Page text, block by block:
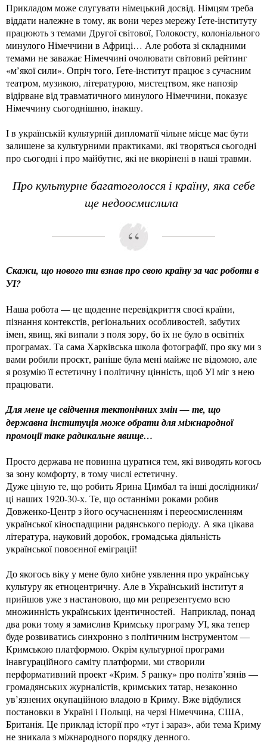
Прикладом може слугувати німецький досвід. Німцям треба
віддати належне в тому, як вони через мережу Ґете-інституту
працюють з темами Другої світової, Голокосту, колоніального
минулого Німеччини в Африці… Але робота зі складними
темами не заважає Німеччині очолювати світовий рейтинг
«м’якої сили». Опріч того, Ґете-інститут працює з сучасним
театром, музикою, літературою, мистецтвом, яке напозір
відірване від травматичного минулого Німеччини, показує
Німеччину сьогоднішню, інакшу.
І в українській культурній дипломатії чільне місце має бути
залишене за культурними практиками, які творяться сьогодні
про сьогодні і про майбутнє, які не вкорінені в наші травми.
Про культурне багатоголосся і країну, яка себе
ще недоосмислила
Скажи, що нового ти взнав про свою країну за час роботи в
УІ?
Наша робота — це щоденне перевідкриття своєї країни,
пізнання контекстів, регіональних особливостей, забутих
імен, явищ, які випали з поля зору, бо їх не було в освітніх
програмах. Та сама Харківська школа фотографії, про яку ми з
вами робили проєкт, раніше була мені майже не відомою, але
я розумію її естетичну і політичну цінність, щоб УІ міг з нею
працювати.
Для мене це свідчення тектонічних змін — те, що
державна інституція може обрати для міжнародної
промоції таке радикальне явище…
Просто держава не повинна цуратися тем, які виводять когось
за зону комфорту, в тому числі естетичну.
Дуже ціную те, що робить Ярина Цимбал та інші дослідники/
ці наших 1920-30-х. Те, що останніми роками робив
Довженко-Центр з його осучасненням і переосмисленням
української кіноспадщини радянського періоду. А яка цікава
література, науковий доробок, громадська діяльність
української повоєнної еміграції!
До якогось віку у мене було хибне уявлення про українську
культуру як етноцентричну. Але в Український інститут я
прийшов уже з настановою, що ми репрезентуємо всю
множинність українських ідентичностей. Наприклад, понад
два роки тому я замислив Кримську програму УІ, яка тепер
буде розвиватись синхронно з політичним інструментом —
Кримською платформою. Окрім культурної програми
інавгураційного саміту платформи, ми створили
перформативний проект «Крим. 5 ранку» про політв’язнів —
громадянських журналістів, кримських татар, незаконно
ув’язнених окупаційною владою в Криму. Вже відбулися
постановки в Україні і Польщі, на черзі Німеччина, США,
Британія. Це приклад історії про «тут і зараз», аби тема Криму
не зникала з міжнародного порядку денного.